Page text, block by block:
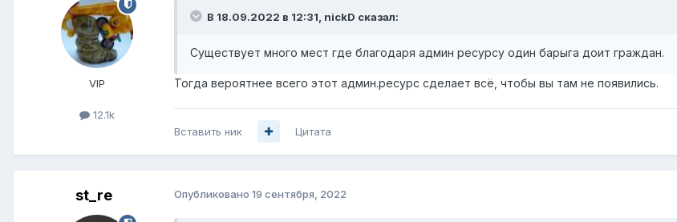
VIP
12.1k
В 18.09.2022 в 12:31, nickD сказал:
Существует много мест где благодаря админ ресурсу один барыга доит граждан.
Тогда вероятнее всего этот админ.ресурс сделает всё, чтобы вы там не появились.
Вставить ник Цитата
st_re Опубликовано 19 сентября, 2022